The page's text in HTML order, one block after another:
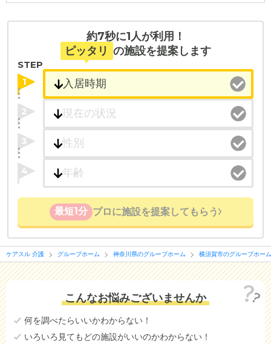
約7秒に1人が利用！
ピッタリ の施設を提案します
STEP
1
2
3
4
最短1分 プロに施設を提案してもらう
ケアスル 介護 グループホーム 神奈川県のグループホーム 横須賀市のグループホーム
こんなお悩みございませんか
何を調べたらいいかわからない！
いろいろ見てもどの施設がいいのかわからない！